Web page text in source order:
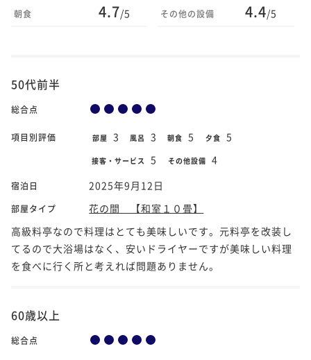
朝食 4.7/5 その他の設備 4.4/5
50代前半
総合点
項目別評価 部屋 3 風呂 3 朝食 5 夕食 5
接客・サービス 5 その他設備 4
宿泊日 2025年9月12日
部屋タイプ
花の間 【和室１０畳】
高級料亭なので料理はとても美味しいです。元料亭を改装し
てるので大浴場はなく、安いドライヤーですが美味しい料理
を食べに行く所と考えれば問題ありません。
60歳以上
総合点